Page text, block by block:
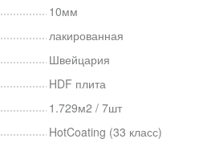
10мм
лакированная
Швейцария
HDF плита
1.729м2 / 7шт
HotCoating (33 класс)